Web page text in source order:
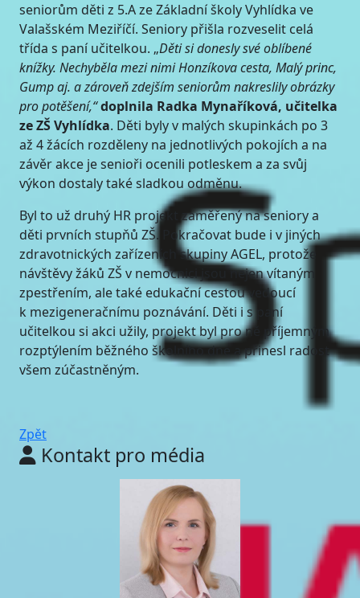
seniorům děti z 5.A ze Základní školy Vyhlídka ve
Valašském Meziříčí. Seniory přišla rozveselit celá
třída s paní učitelkou. „Děti si donesly své oblíbené
knížky. Nechyběla mezi nimi Honzíkova cesta, Malý princ,
Gump aj. a zároveň zdejším seniorům nakreslily obrázky
pro potěšení,“doplnila Radka Mynaříková, učitelka
ze ZŠ Vyhlídka. Děti byly v malých skupinkách po 3
až 4 žácích rozděleny na jednotlivých pokojích a na
závěr akce je senioři ocenili potleskem a za svůj
výkon dostaly také sladkou odměnu.
Byl to už druhý HR projekt zaměřený na seniory a
děti prvních stupňů ZŠ. Pokračovat bude i v jiných
zdravotnických zařízeních skupiny AGEL, protože
návštěvy žáků ZŠ v nemocnici jsou nejen vítaným
zpestřením, ale také edukační cestou vedoucí
k mezigeneračnímu poznávání. Děti i s paní
učitelkou si akci užily, projekt byl pro ně příjemným
rozptýlením běžného školního dne a přinesl radost
všem zúčastněným.
Zpět
Kontakt pro média